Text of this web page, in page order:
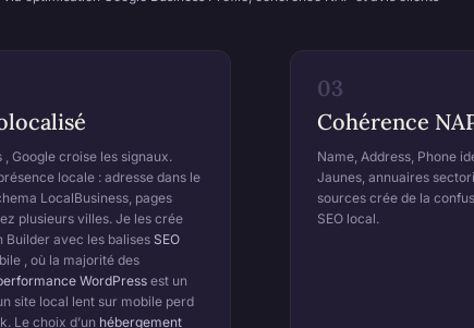
Google croise les signaux.
locale : adresse dans le
LocalBusiness, pages
plusieurs villes. Je les crée
Builder avec les balises SEO
, où la majorité des
WordPressest un
site local lent sur mobile perd
Le choix d’un hébergement
03
Cohérence
Name, Address, Phone
Jaunes, annuaires
sources crée de la
SEO local.